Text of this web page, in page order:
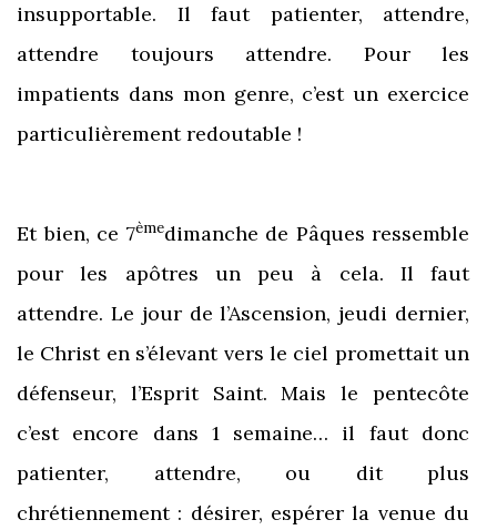
insupportable. Il faut patienter, attendre,
attendre toujours attendre. Pour les
impatients dans mon genre, c’est un exercice
particulièrement redoutable !
Et bien, ce 7èmedimanche de Pâques ressemble
pour les apôtres un peu à cela. Il faut
attendre. Le jour de l’Ascension, jeudi dernier,
le Christ en s’élevant vers le ciel promettait un
défenseur, l’Esprit Saint. Mais le pentecôte
c’est encore dans 1 semaine… il faut donc
patienter, attendre, ou dit plus
chrétiennement : désirer, espérer la venue du